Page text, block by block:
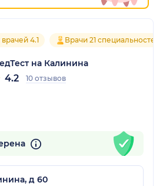
4.1 Врачи 21 специальностей
на Калинина
4.2 10 отзывов
д 60